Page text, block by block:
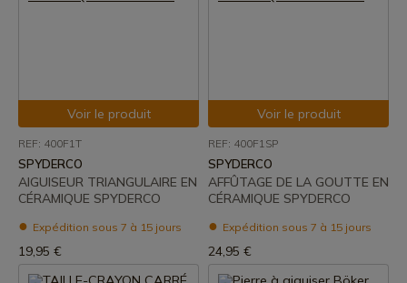
Voir le produit
REF: 400F1T
SPYDERCO
AIGUISEUR TRIANGULAIRE EN
CÉRAMIQUE SPYDERCO
Expédition sous 7 à 15 jours
19,95 €
Voir le produit
REF: 400F1SP
SPYDERCO
AFFÛTAGE DE LA GOUTTE EN
CÉRAMIQUE SPYDERCO
Expédition sous 7 à 15 jours
24,95 €